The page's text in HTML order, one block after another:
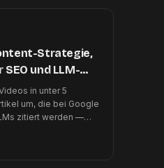
Strategie,
und LLM-
in unter 5
um, die bei Google
zitiert werden —